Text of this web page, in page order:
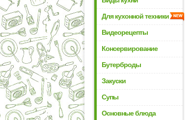
Для кухонной техники
Видеорецепты
Консервирование
Бутерброды
Закуски
Супы
Основные блюда